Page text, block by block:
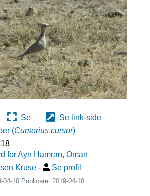
Se
Se link-side
(Cursorius cursor)
for Ayn Hamran, Oman
Kruse - Se profil
04-10 Publiceret 2019-04-10